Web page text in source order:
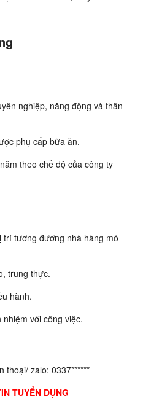
nghiệp, năng động và thân
phụ cấp bữa ăn.
theo chế độ của công ty
tương đương nhà hàng mô
trung thực.
hành.
với công việc.
thoại/ zalo: 0337******
TUYỂN DỤNG